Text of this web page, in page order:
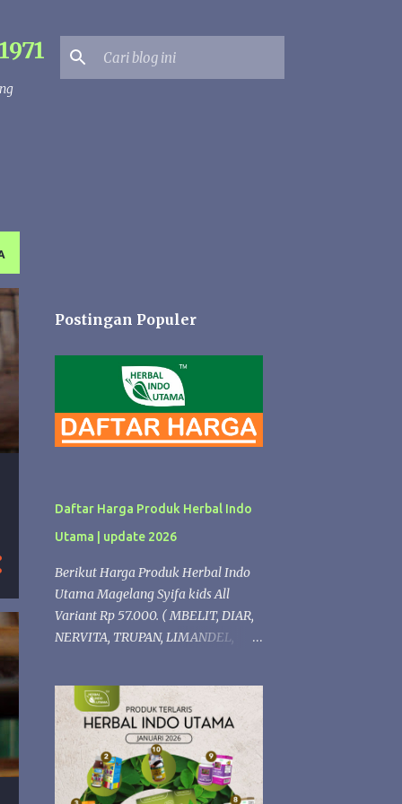
Postingan Populer
Daftar Harga Produk Herbal Indo
Utama | update 2026
Berikut Harga Produk Herbal Indo
Utama Magelang Syifa kids All
Variant Rp 57.000. ( MBELIT, DIAR,
NERVITA, TRUPAN, LIMANDEL,
VITANGIN, FLUBA). kECUALI Syifaa
kids Propolis Rp 68.000 Produk
Herbal formulasi Diacarehiu | Rp.
74.000 (Herbal untuk Diabetes )
Gastrohiu | Rp. 68.000 (Herbal